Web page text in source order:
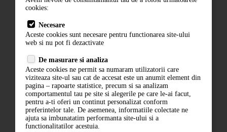
Termeni si conditii
Politica de confidentialitate
ANPC
cookies:
Necesare
Aceste cookies sunt necesare pentru functionarea site-ului
web si nu pot fi dezactivate
De masurare si analiza
Aceste cookies ne permit sa numaram utilizatorii care
viziteaza site-ul sau cat de accesat este un anumit element din
pagina – rapoarte statistice, precum si sa analizam
comportamentul tau pe site si alegerile pe care le-ai facut,
pentru a-ti oferi un continut personalizat conform
preferintelor tale. De asemenea, informatiile colectate ne
ajuta sa imbunatatim performanta site-ului si a
functionalitatilor acestuia.